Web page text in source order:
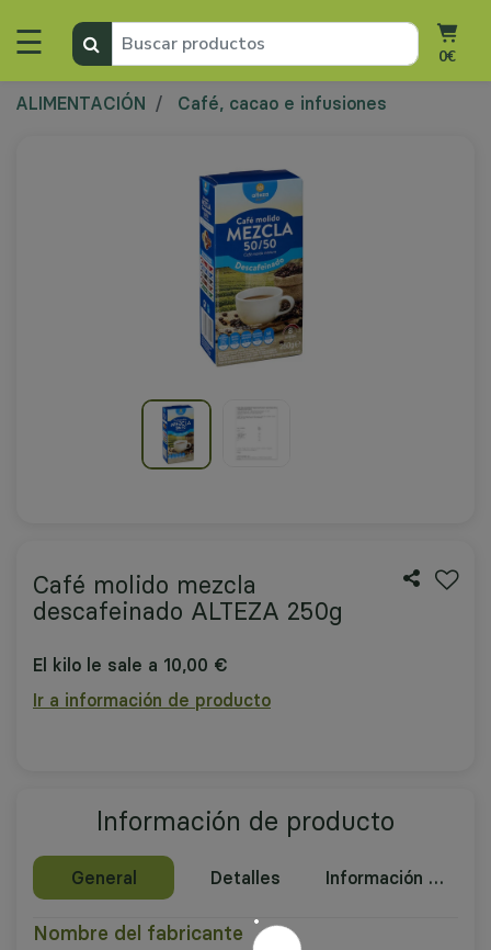
0€
☰
ALIMENTACIÓN Café, cacao e infusiones
Café molido mezcla
descafeinado ALTEZA 250g
El kilo le sale a 10,00 €
Ir a información de producto
Información de producto
General Detalles Información nutricional
Nombre del fabricante